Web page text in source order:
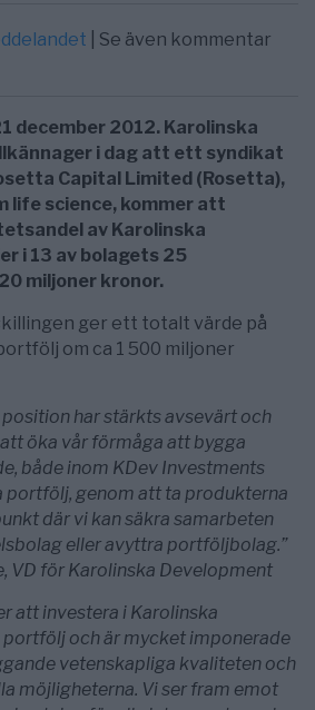
| Se även kommentar
december 2012. Karolinska
i dag att ett syndikat
Capital Limited (Rosetta),
life science, kommer att
av Karolinska
i 13 av bolagets 25
miljoner kronor.
ger ett totalt värde på
om ca 1 500 miljoner
position har stärkts avsevärt och
öka vår förmåga att bygga
både inom KDev Investments
portfölj, genom att ta produkterna
där vi kan säkra samarbeten
eller avyttra portföljbolag.”
VD för Karolinska Development
att investera i Karolinska
och är mycket imponerade
vetenskapliga kvaliteten och
möjligheterna. Vi ser fram emot